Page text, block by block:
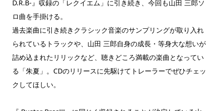
D.R.B-』収録の「レクイエム」に引き続き、今回も山田 三郎ソ
ロ曲を手掛ける。
過去楽曲に引き続きクラシック音楽のサンプリングが取り入れ
られているトラックや、山田 三郎自身の成長・等身大な想いが
詰め込まれたリリックなど、聴きどころ満載の楽曲となってい
る「朱夏」。CDのリリースに先駆けてトレーラーでぜひチェッ
クしてほしい。